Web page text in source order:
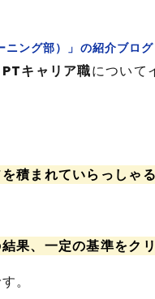
ニング部）」の紹介ブログ
PTキャリア職について
積まれていらっしゃ
果、一定の基準をク
。